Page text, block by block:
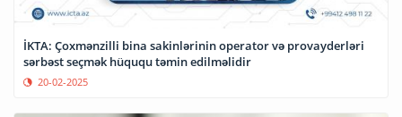
İKTA: Çoxmənzilli bina sakinlərinin operator və provayderləri
sərbəst seçmək hüququ təmin edilməlidir
20-02-2025